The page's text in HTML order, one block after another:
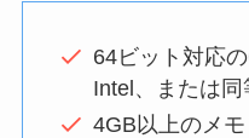
64ビット対応
Intel、または同
4GB以上のメモ